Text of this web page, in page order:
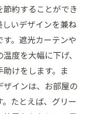
約することができ
いデザインを兼ね
。遮光カーテンや
度を大幅に下げ、
けをします。ま
インは、お部屋の
たとえば、グリー